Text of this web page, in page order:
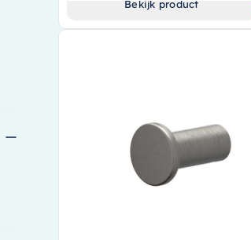
Bekijk product